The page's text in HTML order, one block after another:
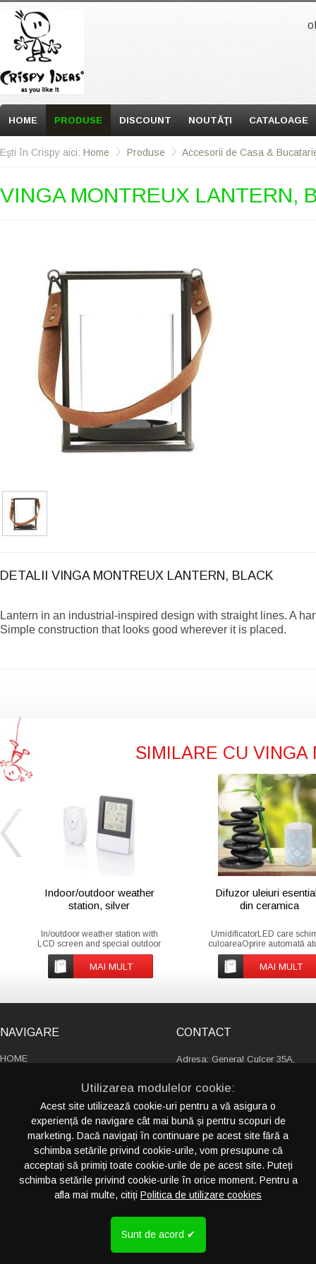
HOME PRODUSE DISCOUNT NOUTĂŢI CATALOAGE
Eşti în Crispy aici: Home Produse Accesorii de Casa &
VINGA MONTREUX LANTERN,
DETALII VINGA MONTREUX LANTERN, BLACK
Lantern in an industrial-inspired design with straight lines. A
Simple construction that looks good wherever it is placed.
SIMILARE CU
Indoor/outdoor weather
station, silver
In/outdoor weather station with
LCD screen and special outdoor
sensor. Functions: Time and
calendar, indoor/outdoor
temperature, weather forecast,
MAI MULT
Difuzor uleiuri
din ceramica
UmidificatorLED care
culoareaOprire automată
când nivelul apei este
insuficientFuncționează
toate tipurile de uleiuri
MAI MULT
NAVIGARE
HOME
CATALOAGE
SERVICII
PORTOFOLIU
CONTACT
CONTACT
Adresa: General Culcer 35A,
Romania
+4 021 230 13 88
+4 021 411 13 31
info@crispyideas.ro
... vezi toate
Utilizarea modulelor cookie:
Acest site utilizează cookie-uri pentru a vă asigura o
experiență de navigare cât mai bună și pentru scopuri de
marketing. Dacă navigați în continuare pe acest site fără a
schimba setările privind cookie-urile, vom presupune că
acceptați să primiți toate cookie-urile de pe acest site. Puteți
schimba setările privind cookie-urile în orice moment. Pentru a
afla mai multe, citiți Politica de utilizare cookies
Sunt de acord ✔